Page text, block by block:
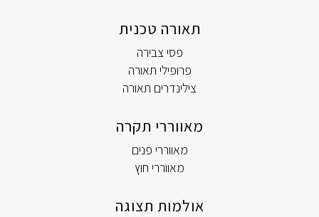
תאורה טכנית
פסי צבירה
פרופילי תאורה
צילינדרים תאורה
מאווררי תקרה
מאווררי פנים
מאווררי חוץ
אולמות תצוגה